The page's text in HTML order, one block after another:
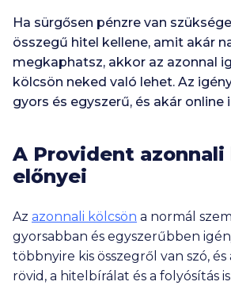
Ha sürgősen pénzre van
összegű hitel kellene, amit akár
megkaphatsz, akkor az azonnal
kölcsön neked való lehet. Az
gyors és egyszerű, és akár online
A Provident
előnyei
Az azonnali kölcsön a normál
gyorsabban és egyszerűbben
többnyire kis összegről van szó,
rövid, a hitelbírálat és a folyósítás